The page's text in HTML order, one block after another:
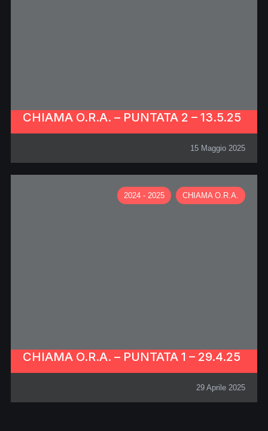
CHIAMA O.R.A. – PUNTATA 2 – 13.5.25
15 Maggio 2025
2024 - 2025 CHIAMA O.R.A.
CHIAMA O.R.A. – PUNTATA 1 – 29.4.25
29 Aprile 2025